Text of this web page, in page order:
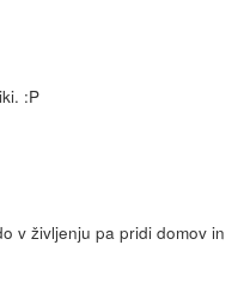
:P
v življenju pa pridi domov in